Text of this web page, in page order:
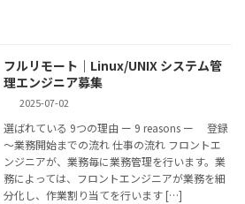
フルリモート｜Linux/UNIX システム管
理エンジニア募集
2025-07-02
選ばれている 9つの理由 ー 9 reasons ー 登録
～業務開始までの流れ 仕事の流れ フロントエ
ンジニアが、業務毎に業務管理を行います。​業
務によっては、フロントエンジニアが業務を細
分化し、作業割り当てを行います […]